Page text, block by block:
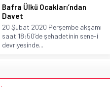
Bafra Ülkü Ocakları’ndan
Davet
20 Şubat 2020 Perşembe akşamı
saat 18:50’de şehadetinin sene-i
devriyesinde...